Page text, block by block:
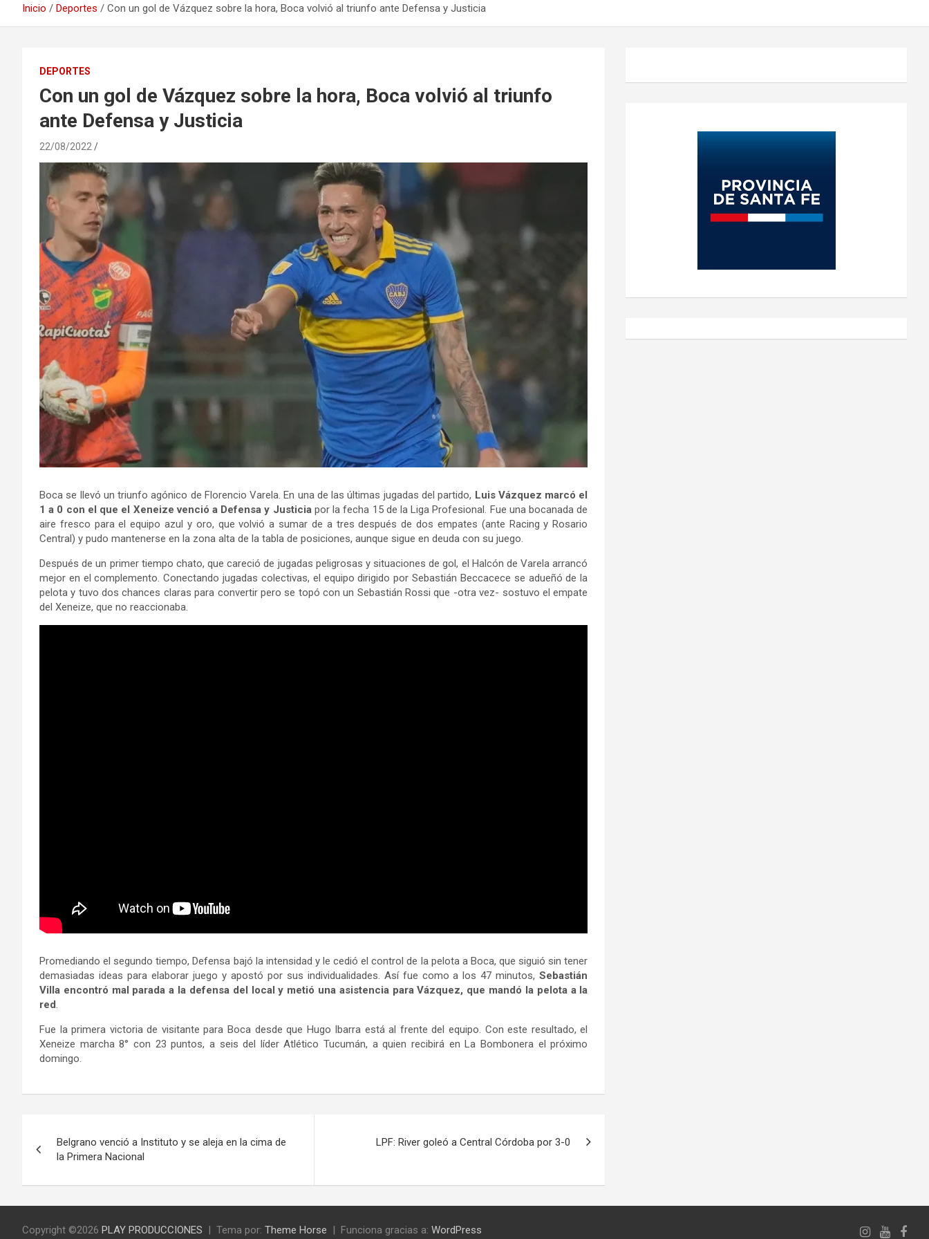
Inicio Deportes Con un gol de Vázquez sobre la hora, Boca volvió al triunfo ante Defensa y Justicia
DEPORTES
Con un gol de Vázquez sobre la hora, Boca volvió al triunfo
ante Defensa y Justicia
22/08/2022
Boca se llevó un triunfo agónico de Florencio Varela. En una de las últimas jugadas del partido, Luis Vázquez marcó el
1 a 0 con el que el Xeneize venció a Defensa y Justiciapor la fecha 15 de la Liga Profesional. Fue una bocanada de
aire fresco para el equipo azul y oro, que volvió a sumar de a tres después de dos empates (ante Racing y Rosario
Central) y pudo mantenerse en la zona alta de la tabla de posiciones, aunque sigue en deuda con su juego.
Después de un primer tiempo chato, que careció de jugadas peligrosas y situaciones de gol, el Halcón de Varela arrancó
mejor en el complemento. Conectando jugadas colectivas, el equipo dirigido por Sebastián Beccacece se adueñó de la
pelota y tuvo dos chances claras para convertir pero se topó con un Sebastián Rossi que -otra vez- sostuvo el empate
del Xeneize, que no reaccionaba.
Promediando el segundo tiempo, Defensa bajó la intensidad y le cedió el control de la pelota a Boca, que siguió sin tener
demasiadas ideas para elaborar juego y apostó por sus individualidades. Así fue como a los 47 minutos,Sebastián
Villa encontró mal parada a la defensa del local y metió una asistencia para Vázquez, que mandó la pelota a la
red.
Fue la primera victoria de visitante para Boca desde que Hugo Ibarra está al frente del equipo. Con este resultado, el
Xeneize marcha 8° con 23 puntos, a seis del líder Atlético Tucumán, a quien recibirá en La Bombonera el próximo
domingo.
de
entradas
Belgrano venció a Instituto y se aleja en la cima de
la Primera Nacional
LPF: River goleó a Central Córdoba por 3-0
Copyright ©2026 PLAY PRODUCCIONES Tema por: Theme Horse Funciona gracias a: WordPress